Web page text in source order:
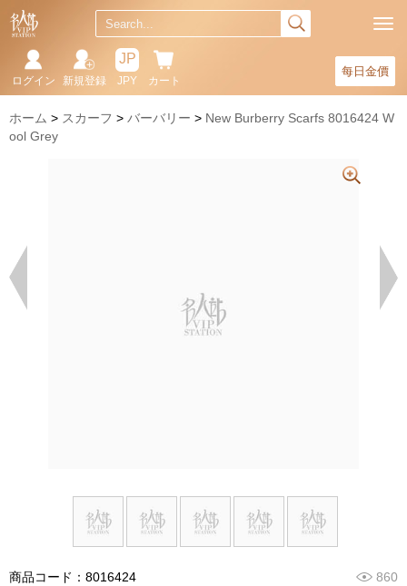
每日金價
カート
JP
JPY
新規登録
ログイン
ホーム スカーフ バーバリー
New Burberry Scarfs 8016424 W
ool Grey
商品コード：8016424 860